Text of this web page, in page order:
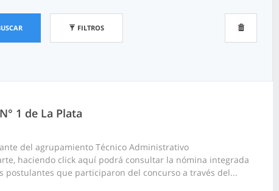
FILTROS
1 de La Plata
del agrupamiento Técnico Administrativo
haciendo click aquí podrá consultar la nómina integrada
que participaron del concurso a través del...